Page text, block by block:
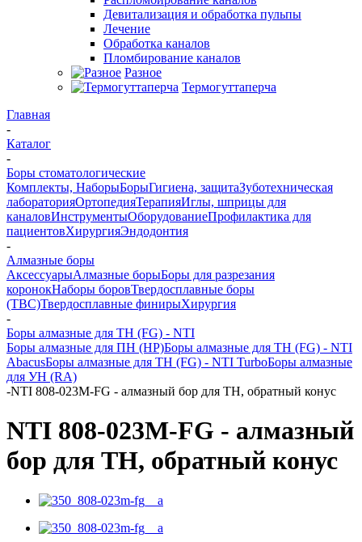
Девитализация и обработка пульпы
Лечение
Обработка каналов
Пломбирование каналов
Разное
Термогуттаперча
Главная
-
Каталог
-
Боры стоматологические
Комплекты, НаборыБорыГигиена, защитаЗуботехническая
лабораторияОртопедияТерапияИглы, шприцы для
каналовИнструментыОборудованиеПрофилактика для
пациентовХирургияЭндодонтия
-
Алмазные боры
АксессуарыАлмазные борыБоры для разрезания
коронокНаборы боровТвердосплавные боры
(ТВС)Твердосплавные финирыХирургия
-
Боры алмазные для ТН (FG) - NTI
Боры алмазные для ПН (HP)Боры алмазные для ТН (FG) - NTI
AbacusБоры алмазные для ТН (FG) - NTI TurboБоры алмазные
для УН (RA)
-NTI 808-023M-FG - алмазный бор для ТН, обратный конус
NTI 808-023M-FG - алмазный
бор для ТН, обратный конус